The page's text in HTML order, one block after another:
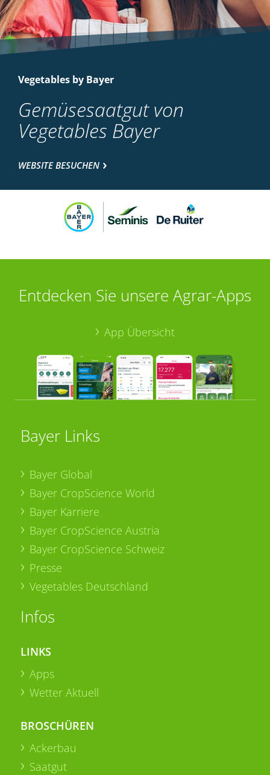
Vegetables by Bayer
Gemüsesaatgut von
Vegetables Bayer
WEBSITE BESUCHEN
Entdecken Sie unsere Agrar-Apps
App Übersicht
Bayer Links
Bayer Global
Bayer CropScience World
Bayer Karriere
Bayer CropScience Austria
Bayer CropScience Schweiz
Presse
Vegetables Deutschland
Infos
LINKS
Apps
Wetter Aktuell
BROSCHÜREN
Ackerbau
Saatgut